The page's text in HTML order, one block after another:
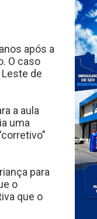
após a
O caso
de
a aula
uma
para
o
que o